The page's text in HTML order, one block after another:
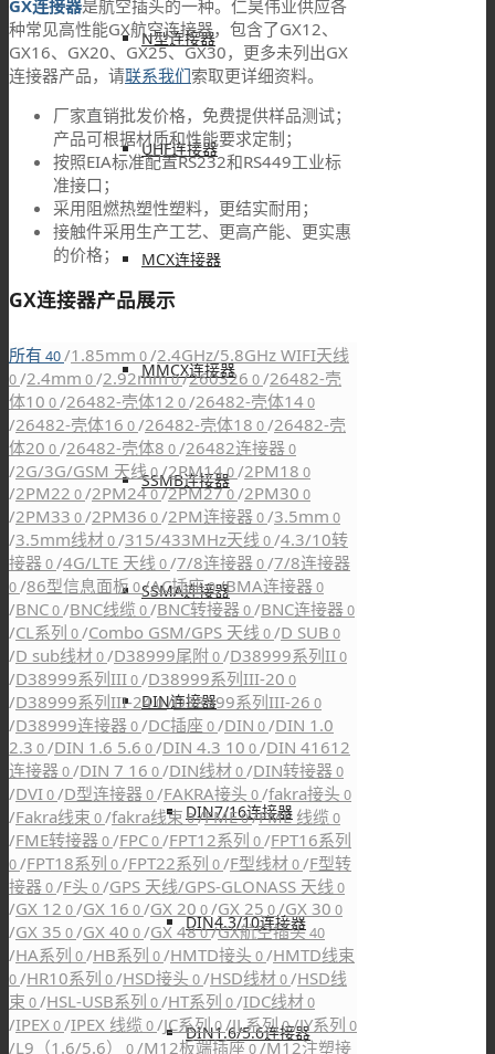
N型连接器
UHF连接器
MCX连接器
MMCX连接器
SSMB连接器
SSMA连接器
DIN连接器
DIN7/16连接器
DIN4.3/10连接器
DIN1.6/5.6连接器
GX连接器是航空插头的一种。仁昊伟业供应各
种常见高性能GX航空连接器，包含了GX12、
GX16、GX20、GX25、GX30，更多未列出GX
连接器产品，请联系我们索取更详细资料。
厂家直销批发价格，免费提供样品测试；
产品可根据材质和性能要求定制；
按照EIA标准配置RS232和RS449工业标
准接口；
采用阻燃热塑性塑料，更结实耐用；
接触件采用生产工艺、更高产能、更实惠
的价格；
GX连接器产品展示
所有 40/1.85mm 0/2.4GHz/5.8GHz WIFI天线
0/2.4mm 0/2.92mm0/260326 0/26482-壳
体10 0/26482-壳体12 0/26482-壳体140
/26482-壳体16 0/26482-壳体18 0/26482-壳
体20 0/26482-壳体8 0/26482连接器0
/2G/3G/GSM 天线0/2PM140/2PM18 0
/2PM22 0/2PM240/2PM270/2PM30 0
/2PM33 0/2PM36 0/2PM连接器0/3.5mm 0
/3.5mm线材0/315/433MHz天线 0/4.3/10转
接器0/4G/LTE 天线 0/7/8连接器0/7/8连接器
0/86型信息面板 0/AC插座0/BMA连接器0
/BNC0/BNC线缆 0/BNC转接器0/BNC连接器0
/CL系列 0/Combo GSM/GPS 天线 0/D SUB 0
/D sub线材0/D38999尾附0/D38999系列II0
/D38999系列III0/D38999系列III-20 0
/D38999系列III-240/D38999系列III-26 0
/D38999连接器0/DC插座0/DIN 0/DIN 1.0
2.3 0/DIN 1.6 5.6 0/DIN 4.3 10 0/DIN 41612
连接器0/DIN 7 16 0/DIN线材0/DIN转接器0
/DVI0/D型连接器0/FAKRA接头 0/fakra接头 0
/Fakra线束 0/fakra线束0/FME0/FME 线缆 0
/FME转接器0/FPC0/FPT12系列 0/FPT16系列
0/FPT18系列 0/FPT22系列 0/F型线材0/F型转
接器0/F头 0/GPS 天线/GPS-GLONASS 天线 0
/GX 12 0/GX 16 0/GX 20 0/GX 25 0/GX 30 0
/GX 35 0/GX 40 0/GX 480/GX航空插头40
/HA系列 0/HB系列 0/HMTD接头 0/HMTD线束
0/HR10系列 0/HSD接头 0/HSD线材0/HSD线
束 0/HSL-USB系列 0/HT系列 0/IDC线材0
/IPEX0/IPEX 线缆 0/JC系列0/JL系列0/JY系列 0
/L9（1.6/5.6） 0/M12板端插座0/M12注塑接